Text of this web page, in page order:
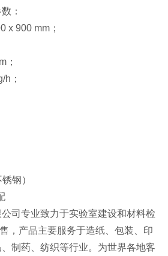
：
x 900 mm；
；
h；
钢）
司专业致力于实验室建设和材料检
，产品主要服务于造纸、包装、印
制药、纺织等行业。为世界各地客